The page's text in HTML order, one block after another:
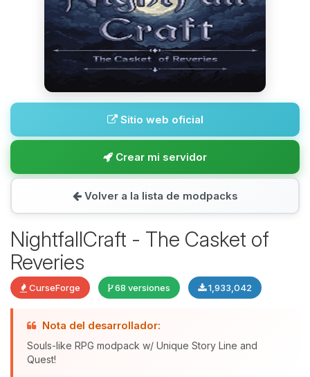
Sitio web oficial
Crear mi servidor
Volver a la lista de modpacks
NightfallCraft - The Casket of
Reveries
CurseForge 68 versiones 1,933,042
Nota del desarrollador:
Souls-like RPG modpack w/ Unique Story Line and
Quest!